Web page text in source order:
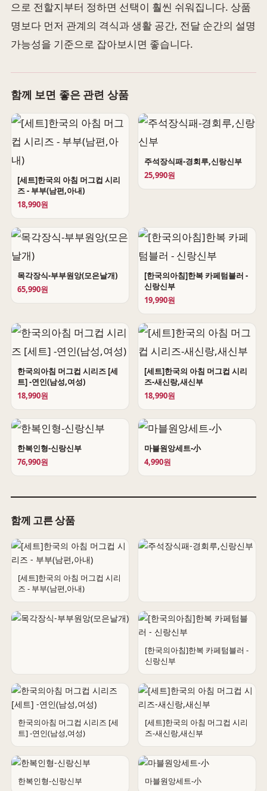
으로 전할지부터 정하면 선택이 훨씬 쉬워집니다. 상품
명보다 먼저 관계의 격식과 생활 공간, 전달 순간의 설명
가능성을 기준으로 잡아보시면 좋습니다.
함께 보면 좋은 관련 상품
[세트]한국의 아침 머그컵 시리
즈 - 부부(남편,아내)
18,990원
주석장식패-경회루,신랑신부
25,990원
목각장식-부부원앙(모은날개)
65,990원
[한국의아침]한복 카페텀블러 -
신랑신부
19,990원
한국의아침 머그컵 시리즈 [세
트] -연인(남성,여성)
18,990원
[세트]한국의 아침 머그컵 시리
즈-새신랑,새신부
18,990원
한복인형-신랑신부
76,990원
마블원앙세트-小
4,990원
함께 고른 상품
[세트]한국의 아침 머그컵 시리
즈 - 부부(남편,아내)
주석장식패-경회루,신랑신부
목각장식-부부원앙(모은날개)
[한국의아침]한복 카페텀블러 -
신랑신부
한국의아침 머그컵 시리즈 [세
트] -연인(남성,여성)
[세트]한국의 아침 머그컵 시리
즈-새신랑,새신부
한복인형-신랑신부 마블원앙세트-小